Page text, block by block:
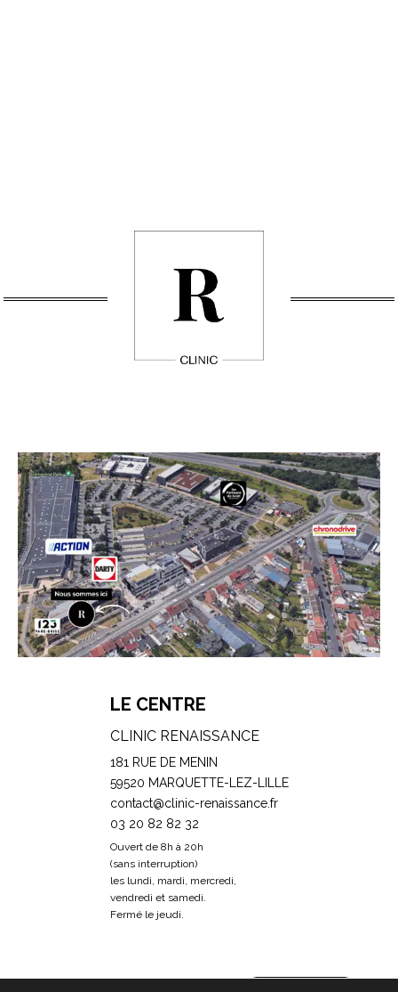
LE CENTRE
CLINIC RENAISSANCE
181 RUE DE MENIN
59520 MARQUETTE-LEZ-LILLE
contact@clinic-renaissance.fr
03 20 82 82 32
Ouvert de 8h à 20h
(sans interruption)
les lundi, mardi, mercredi,
vendredi et samedi.
Fermé le jeudi.